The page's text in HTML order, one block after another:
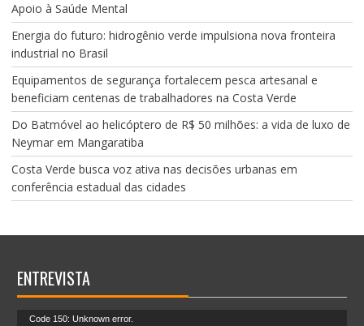
Apoio à Saúde Mental
Energia do futuro: hidrogênio verde impulsiona nova fronteira
industrial no Brasil
Equipamentos de segurança fortalecem pesca artesanal e
beneficiam centenas de trabalhadores na Costa Verde
Do Batmóvel ao helicóptero de R$ 50 milhões: a vida de luxo de
Neymar em Mangaratiba
Costa Verde busca voz ativa nas decisões urbanas em
conferência estadual das cidades
ENTREVISTA
Tocador
Code 150: Unknown error.